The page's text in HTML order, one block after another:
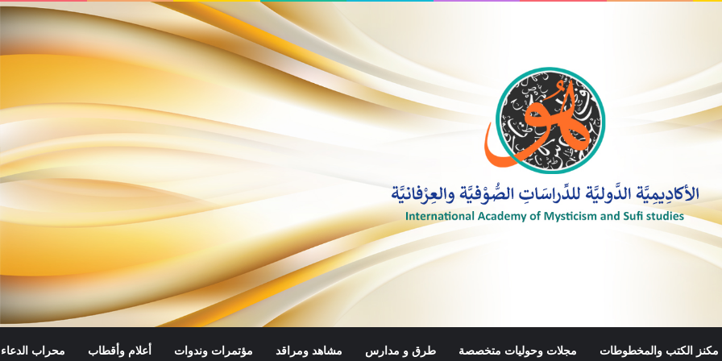
مكنز الكتب والمخطوطات مجلات وحوليات متخصصة طرق و مدارس مشاهد ومراقد مؤتمرات وندوات أعلام وأقطاب محراب الدعاء